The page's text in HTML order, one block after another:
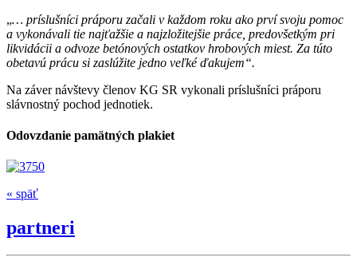
„… príslušníci práporu začali v každom roku ako prví svoju pomoc
a vykonávali tie najťažšie a najzložitejšie práce, predovšetkým pri
likvidácii a odvoze betónových ostatkov hrobových miest. Za túto
obetavú prácu si zaslúžite jedno veľké ďakujem“.
Na záver návštevy členov KG SR vykonali príslušníci práporu
slávnostný pochod jednotiek.
Odovzdanie pamätných plakiet
« späť
partneri